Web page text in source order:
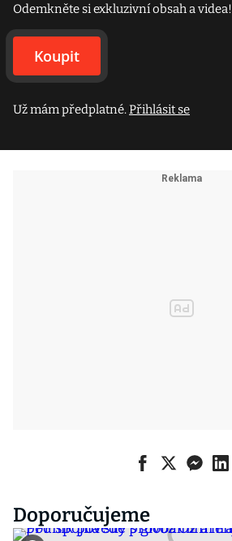
Odemkněte si exkluzivní obsah a videa!
Koupit
Už mám předplatné.Přihlásit se
Doporučujeme